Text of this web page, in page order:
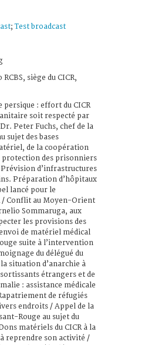
;Test broadcast
siège du CICR,
persique : effort du CICR
soit respecté par
Peter Fuchs, chef de la
sujet des bases
de la coopération
protection des prisonniers
d’infrastructures
Préparation d’hôpitaux
lancé pour le
/ Conflit au Moyen-Orient
Sommaruga, aux
les provisions des
de matériel médical
suite à l’intervention
du délégué du
situation d’anarchie à
étrangers et de
: assistance médicale
de réfugiés
endroits / Appel de la
Rouge au sujet du
matériels du CICR à la
reprendre son activité /